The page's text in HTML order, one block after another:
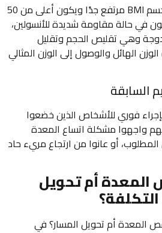
عندما يكون مؤشر كتلة الجسم BMI مرتفع جدًا ويكون أعلى من 50
تكون في حالة مقاومة شديدة للأنسولين،
وهي تقليص الحجم وتقليل
الهائل والوصول إلى الوزن المثالي
فوري للأشخاص الذين خضعوا
واجهوا مشكلة اتساع المعدة
أو عانوا من ارتجاع مريء حاد
أم تحويل
المعدة أم تحويل المسار؟ في